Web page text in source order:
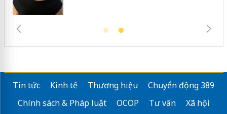
Tin tức Kinh tế Thương hiệu
Chuyển động 389
Chính sách & Pháp luật
OCOP Tư vấn
Xã hội